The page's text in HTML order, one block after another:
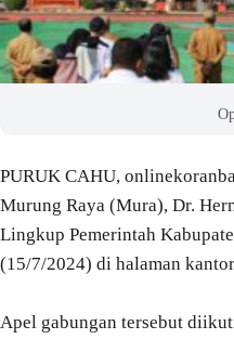
PURUK CAHU,
Murung Raya (Mura), Dr.
Lingkup Pemerintah
(15/7/2024) di halaman
Apel gabungan tersebut